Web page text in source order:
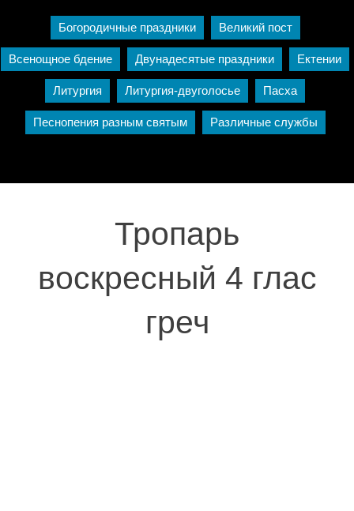
Богородичные праздники Великий пост
Всенощное бдение Двунадесятые праздники Ектении
Литургия Литургия-двуголосье Пасха
Песнопения разным святым Различные службы
Тропарь
воскресный 4 глас
греч